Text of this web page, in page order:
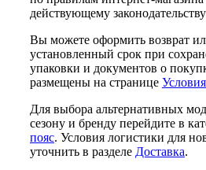
действующему
Вы можете оформить возврат
установленный срок при
упаковки и документов о
размещены на странице
Для выбора альтернативных
сезону и бренду перейдите в
пояс. Условия логистики для
уточнить в разделе Доставка.